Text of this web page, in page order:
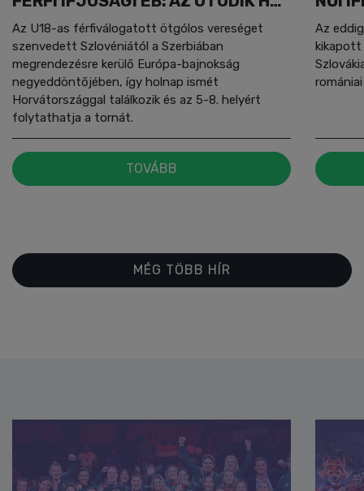
Az U18-as férfiválogatott ötgólos vereséget
szenvedett Szlovéniától a Szerbiában
megrendezésre kerülő Európa-bajnokság
negyeddöntőjében, így holnap ismét
Horvátországgal találkozik és az 5-8. helyért
folytathatja a tornát.
TOVÁBB
Az
kikapott
MÉG TÖBB HÍR